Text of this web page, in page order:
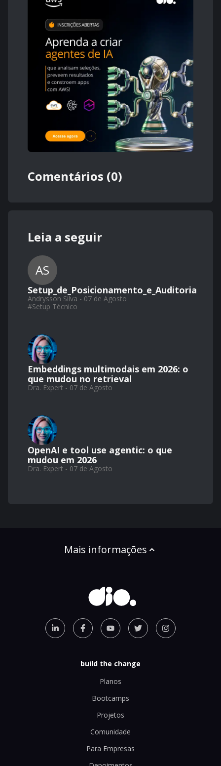
Comentários (0)
Leia a seguir
AS
Setup_de_Posicionamento_e_Auditoria
Andrysson Silva - 07 de Agosto
#Setup Técnico
Embeddings multimodais em 2026: o
que mudou no retrieval
Dra. Expert - 07 de Agosto
OpenAI e tool use agentic: o que
mudou em 2026
Dra. Expert - 07 de Agosto
Mais informações
build the change
Planos
Bootcamps
Projetos
Comunidade
Para Empresas